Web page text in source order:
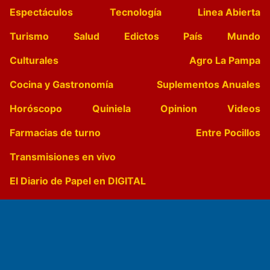
Espectáculos
Tecnología
Linea Abierta
Turismo
Salud Edictos País
Mundo
Culturales
Agro La Pampa
Cocina y Gastronomía
Suplementos Anuales
Horóscopo
Quiniela Opinion
Videos
Farmacias de turno
Entre Pocillos
Transmisiones en vivo
El Diario de Papel en DIGITAL